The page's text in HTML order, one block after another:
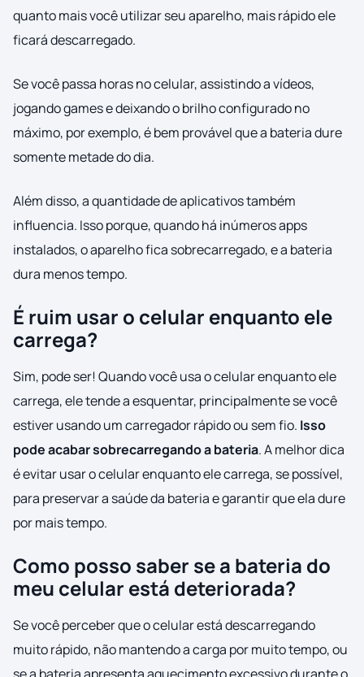
quanto mais você utilizar seu aparelho, mais rápido ele
ficará descarregado.
Se você passa horas no celular, assistindo a vídeos,
jogando games e deixando o brilho configurado no
máximo, por exemplo, é bem provável que a bateria dure
somente metade do dia.
Além disso, a quantidade de aplicativos também
influencia. Isso porque, quando há inúmeros apps
instalados, o aparelho fica sobrecarregado, e a bateria
dura menos tempo.
É ruim usar o celular enquanto ele
carrega?
Sim, pode ser! Quando você usa o celular enquanto ele
carrega, ele tende a esquentar, principalmente se você
estiver usando um carregador rápido ou sem fio. Isso
pode acabar sobrecarregando a bateria. A melhor dica
é evitar usar o celular enquanto ele carrega, se possível,
para preservar a saúde da bateria e garantir que ela dure
por mais tempo.
Como posso saber se a bateria do
meu celular está deteriorada?
Se você perceber que o celular está descarregando
muito rápido, não mantendo a carga por muito tempo, ou